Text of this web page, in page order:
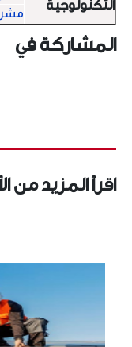
التكنولوجية
المشاركة في
اقرأ المزيد من